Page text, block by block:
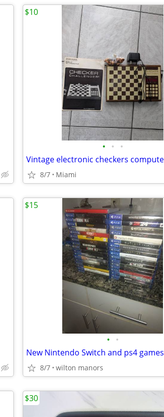
• • •
8/7 Miami
$10
• •
New Nintendo Switch and ps4 games
8/7 wilton manors
$15
$30